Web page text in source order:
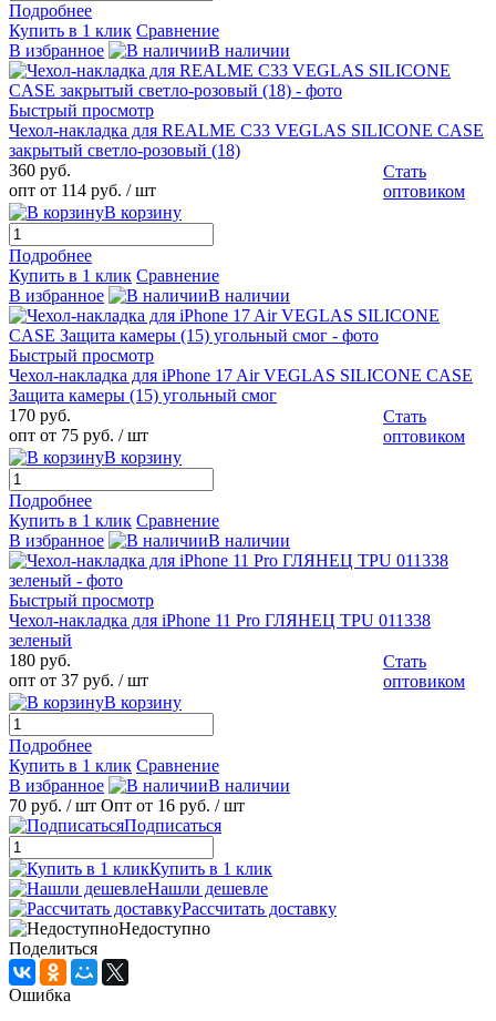
Подробнее
Купить в 1 клик Сравнение
В избранное
В наличии
Быстрый просмотр
Чехол-накладка для REALME C33 VEGLAS SILICONE CASE
закрытый светло-розовый (18)
360 руб.
опт от 114 руб. / шт
Стать
оптовиком
В корзину
Подробнее
Купить в 1 клик Сравнение
В избранное
В наличии
Быстрый просмотр
Чехол-накладка для iPhone 17 Air VEGLAS SILICONE CASE
Защита камеры (15) угольный смог
170 руб.
опт от 75 руб. / шт
Стать
оптовиком
В корзину
Подробнее
Купить в 1 клик Сравнение
В избранное
В наличии
Быстрый просмотр
Чехол-накладка для iPhone 11 Pro ГЛЯНЕЦ TPU 011338
зеленый
180 руб.
опт от 37 руб. / шт
Стать
оптовиком
В корзину
Подробнее
Купить в 1 клик Сравнение
В избранное
В наличии
70 руб. / шт Опт от 16 руб. / шт
Подписаться
Купить в 1 клик
Нашли дешевле
Рассчитать доставку
Недоступно
Поделиться
Ошибка